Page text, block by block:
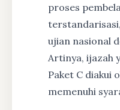
proses
ujian nasional
Artinya, ijazah
Paket C diakui
memenuhi